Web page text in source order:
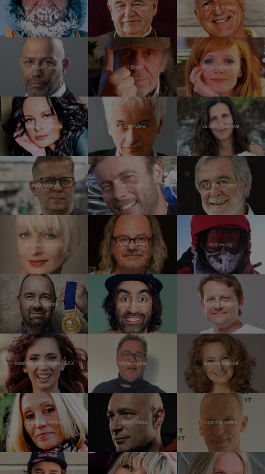
Kurt Diemberger Dominik Duka Marian Jelínek
Robert Jíša Jiří Stivín Anna Geislerová
Jitka Čvančarová Robert Vano Juliet Navrátilová
David Netuka Jan Trávníček Michal Prokop
Bára Nesvadbová Ondřej Hejma Petr Horký
Aleš Valenta Jakub Kohák Martin Doktor
Kateřina Janečková KJ SAX Václav Kopta Simona Stašová
Olga Sommerová Daniel Landa Dominik Hašek